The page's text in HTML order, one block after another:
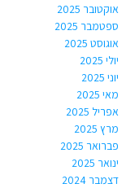
אוקטובר 2025
ספטמבר 2025
אוגוסט 2025
יולי 2025
יוני 2025
מאי 2025
אפריל 2025
מרץ 2025
פברואר 2025
ינואר 2025
דצמבר 2024